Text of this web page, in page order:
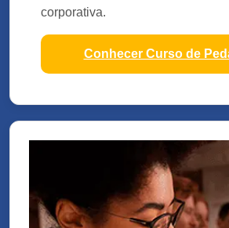
corporativa.
Conhecer Curso de